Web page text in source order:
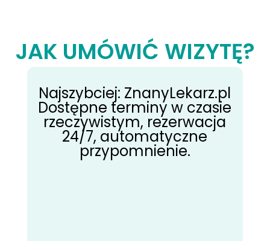
JAK UMÓWIĆ WIZYTĘ?
Najszybciej: ZnanyLekarz.pl
Dostępne terminy w czasie
rzeczywistym, rezerwacja
24/7, automatyczne
przypomnienie.